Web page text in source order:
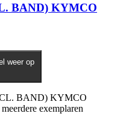
BAND) KYMCO
weer op
BAND) KYMCO
exemplaren